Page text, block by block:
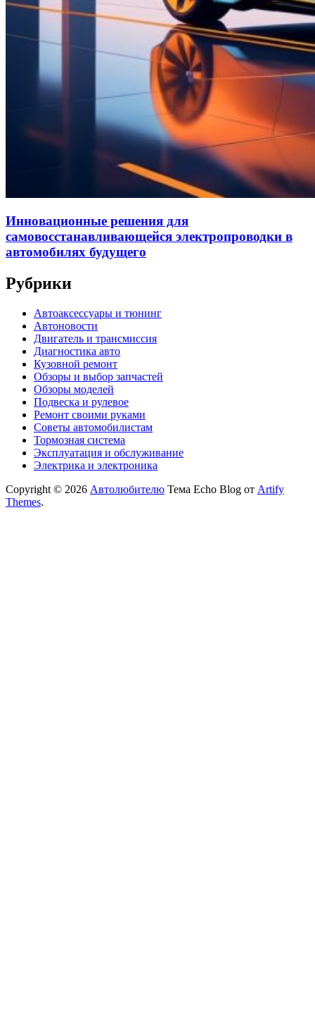
Инновационные решения для
самовосстанавливающейся электропроводки в
автомобилях будущего
Рубрики
Автоаксессуары и тюнинг
Автоновости
Двигатель и трансмиссия
Диагностика авто
Кузовной ремонт
Обзоры и выбор запчастей
Обзоры моделей
Подвеска и рулевое
Ремонт своими руками
Советы автомобилистам
Тормозная система
Эксплуатация и обслуживание
Электрика и электроника
Copyright © 2026 Автолюбителю Тема Echo Blog от Artify
Themes.